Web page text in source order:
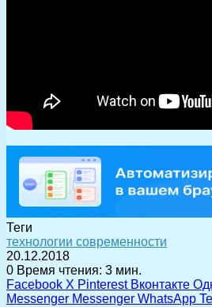
Теги
технологии современности
20.12.2018
0 Время чтения: 3 мин.
Facebook X Pinterest Вконтакте
Messenger Messenger WhatsApp